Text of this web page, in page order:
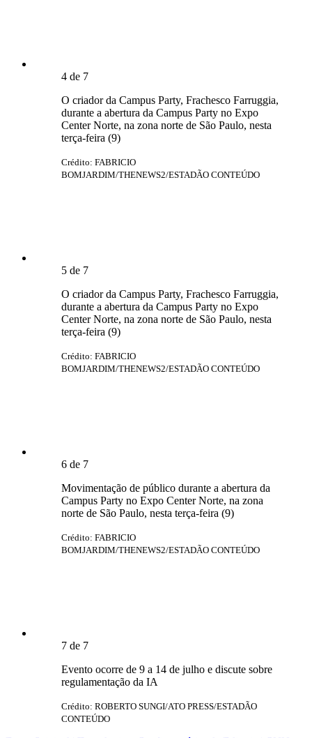
4 de 7
O criador da Campus Party, Frachesco Farruggia,
durante a abertura da Campus Party no Expo
Center Norte, na zona norte de São Paulo, nesta
terça-feira (9)
Crédito: FABRICIO
BOMJARDIM/THENEWS2/ESTADÃO CONTEÚDO
5 de 7
O criador da Campus Party, Frachesco Farruggia,
durante a abertura da Campus Party no Expo
Center Norte, na zona norte de São Paulo, nesta
terça-feira (9)
Crédito: FABRICIO
BOMJARDIM/THENEWS2/ESTADÃO CONTEÚDO
6 de 7
Movimentação de público durante a abertura da
Campus Party no Expo Center Norte, na zona
norte de São Paulo, nesta terça-feira (9)
Crédito: FABRICIO
BOMJARDIM/THENEWS2/ESTADÃO CONTEÚDO
7 de 7
Evento ocorre de 9 a 14 de julho e discute sobre
regulamentação da IA
Crédito: ROBERTO SUNGI/ATO PRESS/ESTADÃO
CONTEÚDO